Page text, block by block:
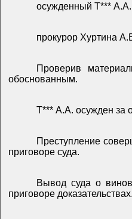
осужденный Т***
прокурор Хуртина
Проверив
обоснованным.
Т*** А.А. осужден за
Преступление
приговоре суда.
Вывод суда о
приговоре доказательствах.